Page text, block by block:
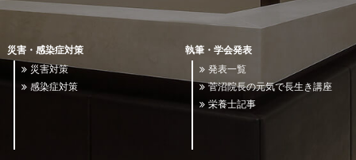
災害・感染症対策
災害対策
感染症対策
執筆・学会発表
発表一覧
菅沼院長の元気で長生き講座
栄養士記事